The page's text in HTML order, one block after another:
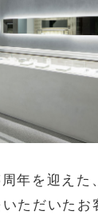
年を迎えた
ただいたお